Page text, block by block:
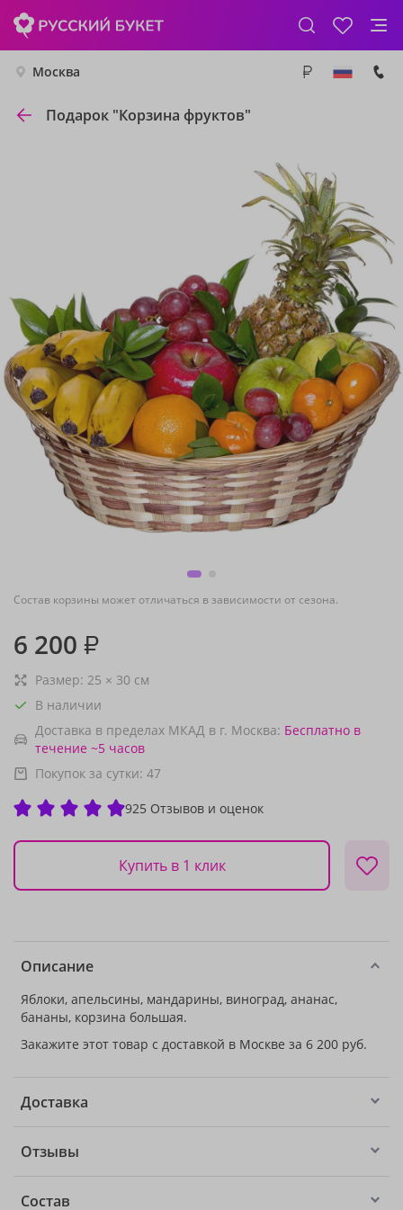
Москва
Подарок "Корзина фруктов"
Состав корзины может отличаться в зависимости от сезона.
6 200 ₽
Размер: 25 × 30 см
В наличии
Доставка в пределах МКАД в г. Москва: Бесплатно в
течение ~5 часов
Покупок за сутки: 47
925 Отзывов и оценок
Купить в 1 клик
Описание
Яблоки, апельсины, мандарины, виноград, ананас,
бананы, корзина большая.
Закажите этот товар с доставкой в Москве за 6 200 руб.
Доставка
Отзывы
Состав